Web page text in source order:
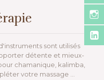
sont utilisés
détente et mieux-
chamanique, kalimba,
votre massage ...